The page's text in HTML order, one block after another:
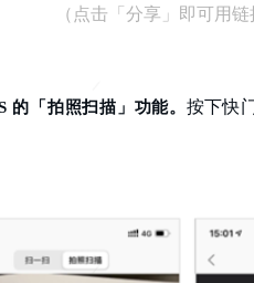
（点击「分享」即可用链
的「拍照扫描」功能。 按下快